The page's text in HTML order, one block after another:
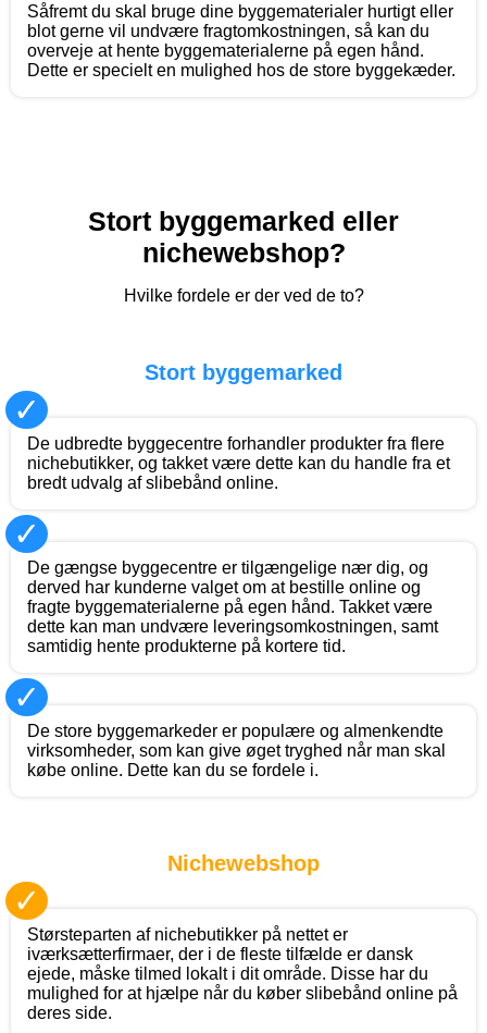
Såfremt du skal bruge dine byggematerialer hurtigt eller
blot gerne vil undvære fragtomkostningen, så kan du
overveje at hente byggematerialerne på egen hånd.
Dette er specielt en mulighed hos de store byggekæder.
Stort byggemarked eller
nichewebshop?
Hvilke fordele er der ved de to?
Stort byggemarked
✓
De udbredte byggecentre forhandler produkter fra flere
nichebutikker, og takket være dette kan du handle fra et
bredt udvalg af slibebånd online.
✓
De gængse byggecentre er tilgængelige nær dig, og
derved har kunderne valget om at bestille online og
fragte byggematerialerne på egen hånd. Takket være
dette kan man undvære leveringsomkostningen, samt
samtidig hente produkterne på kortere tid.
✓
De store byggemarkeder er populære og almenkendte
virksomheder, som kan give øget tryghed når man skal
købe online. Dette kan du se fordele i.
Nichewebshop
✓
Størsteparten af nichebutikker på nettet er
iværksætterfirmaer, der i de fleste tilfælde er dansk
ejede, måske tilmed lokalt i dit område. Disse har du
mulighed for at hjælpe når du køber slibebånd online på
deres side.